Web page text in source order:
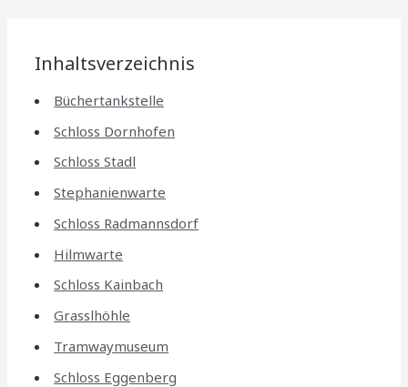
Inhaltsverzeichnis
Büchertankstelle
Schloss Dornhofen
Schloss Stadl
Stephanienwarte
Schloss Radmannsdorf
Hilmwarte
Schloss Kainbach
Grasslhöhle
Tramwaymuseum
Schloss Eggenberg